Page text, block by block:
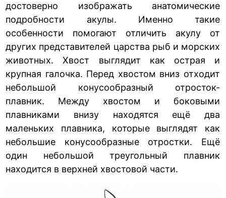
достоверно изображать анатомические
подробности акулы. Именно такие
особенности помогают отличить акулу от
других представителей царства рыб и морских
животных. Хвост выглядит как острая и
крупная галочка. Перед хвостом вниз отходит
небольшой конусообразный отросток-
плавник. Между хвостом и боковыми
плавниками внизу находятся ещё два
маленьких плавника, которые выглядят как
небольшие конусообразные отростки. Ещё
один небольшой треугольный плавник
находится в верхней хвостовой части.